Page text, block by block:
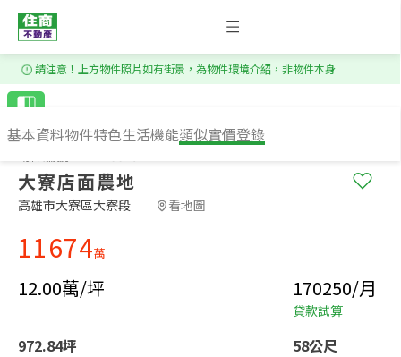
基本資料物件特色生活機能類似實價登錄
請注意！上方物件照片如有街景，為物件環境介紹，非物件本身
大寮店面農地
高雄市大寮區大寮段​ 看地圖
11674萬
12.00萬/坪 170250/月
貸款試算
972.84坪 58公尺